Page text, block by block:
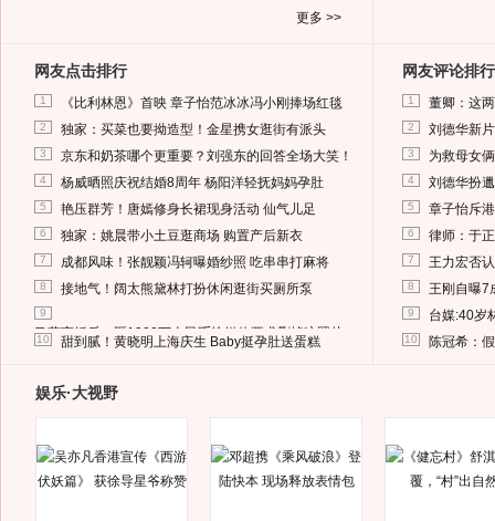
更多 >>
网友点击排行
1 《比利林恩》首映 章子怡范冰冰冯小刚捧场红毯
2 独家：买菜也要拗造型！金星携女逛街有派头
3 京东和奶茶哪个更重要？刘强东的回答全场大笑！
4 杨威晒照庆祝结婚8周年 杨阳洋轻抚妈妈孕肚
5 艳压群芳！唐嫣修身长裙现身活动 仙气儿足
6 独家：姚晨带小土豆逛商场 购置产后新衣
7 成都风味！张靓颖冯轲曝婚纱照 吃串串打麻将
8 接地气！阔太熊黛林打扮休闲逛街买厕所泵
9
马蓉离婚后，砸1000万人民币给媒体要求删掉这照片
10 甜到腻！黄晓明上海庆生 Baby挺孕肚送蛋糕
网友评论排行
1 董卿：这
2 刘德华新
3 为救母女
4 刘德华扮
5 章子怡斥
6 律师：于
7 王力宏否
8 王刚自曝7
9 台媒:40岁
10 陈冠希：
娱乐·大视野